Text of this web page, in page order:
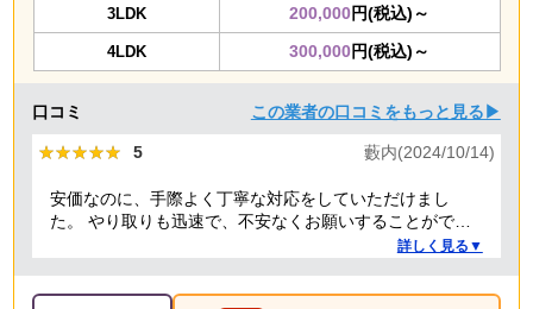
3LDK 200,000円(税込)～
4LDK 300,000円(税込)～
口コミ この業者の口コミをもっと見る▶
★★★★★
★★★★★ 5 藪内(2024/10/14)
安価なのに、手際よく丁寧な対応をしていただけまし
た。 やり取りも迅速で、不安なくお願いすることができ
詳しく見る▼